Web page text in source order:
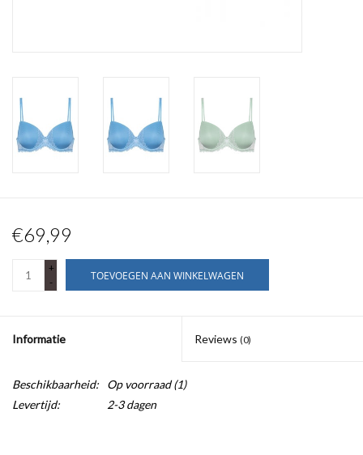
€69,99
+
-
TOEVOEGEN AAN WINKELWAGEN
Informatie Reviews (0)
Beschikbaarheid: Op voorraad(1)
Levertijd:
2-3 dagen